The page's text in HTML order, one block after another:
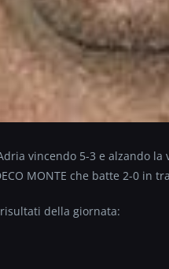
vincendo 5-3 e alzando
MONTE che batte 2-0 in
della giornata: